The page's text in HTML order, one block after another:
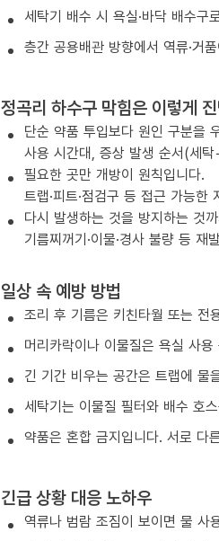
세탁기 배수 시 욕실·바닥 배수구
층간 공용배관 방향에서 역류·거
정곡리 하수구 막힘은 이렇게
단순 약품 투입보다 원인 구분을
사용 시간대, 증상 발생 순서(세
필요한 곳만 개방이 원칙입니다.
트랩·피트·점검구 등 접근 가능
다시 발생하는 것을 방지하는 것
기름찌꺼기·이물·경사 불량 등
일상 속 예방 방법
조리 후 기름은 키친타월 또는 전
머리카락이나 이물질은 욕실 사
긴 기간 비우는 공간은 트랩에 물
세탁기는 이물질 필터와 배수 호
약품은 혼합 금지입니다. 서로 다
긴급 상황 대응 노하우
역류나 범람 조짐이 보이면 물 사